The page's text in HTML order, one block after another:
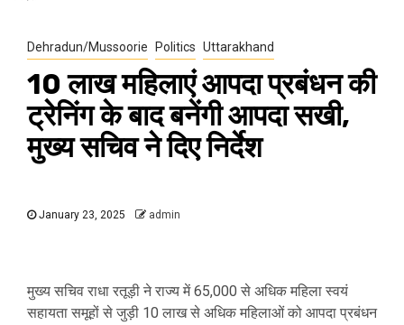
Dehradun/Mussoorie Politics Uttarakhand
10 लाख महिलाएं आपदा प्रबंधन की
ट्रेनिंग के बाद बनेंगी आपदा सखी,
मुख्य सचिव ने दिए निर्देश
January 23, 2025 admin
मुख्य सचिव राधा रतूड़ी ने राज्य में 65,000 से अधिक महिला स्वयं
सहायता समूहों से जुड़ी 10 लाख से अधिक महिलाओं को आपदा प्रबंधन